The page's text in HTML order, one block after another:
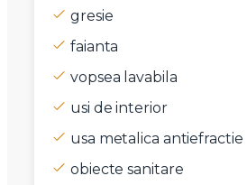
gresie
faianta
vopsea lavabila
usi de interior
usa metalica antiefractie
obiecte sanitare